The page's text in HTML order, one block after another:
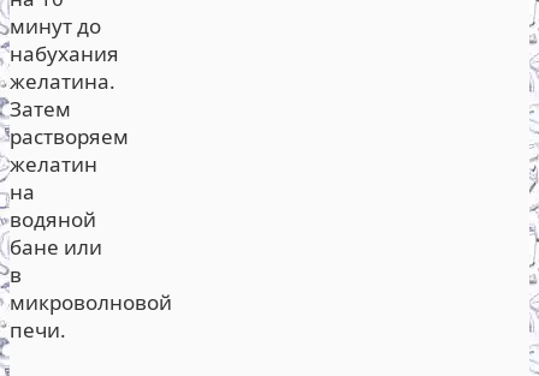
минут до
набухания
желатина.
Затем
растворяем
желатин
на
водяной
бане или
в
микроволновой
печи.